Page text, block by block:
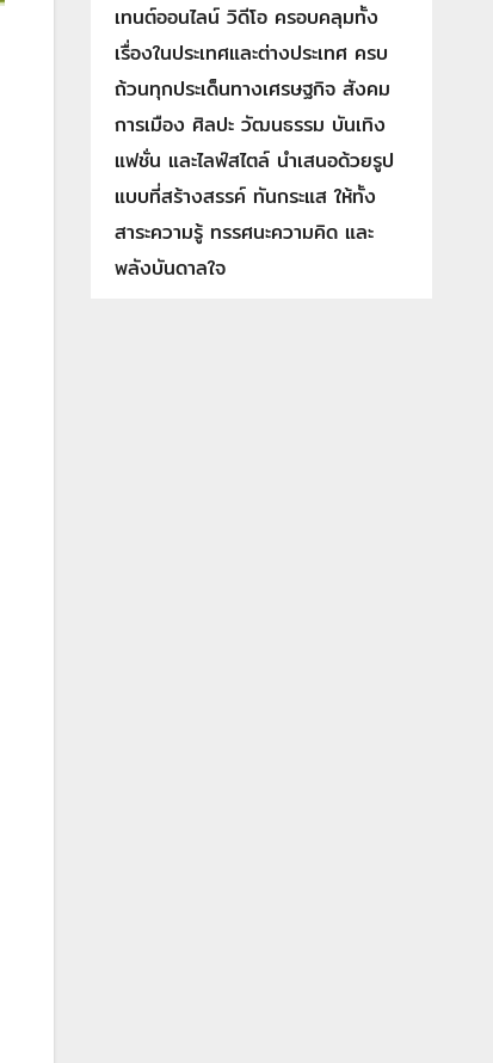
เทนต์ออนไลน์ วิดีโอ ครอบคลุมทั้ง
เรื่องในประเทศและต่างประเทศ ครบ
ถ้วนทุกประเด็นทางเศรษฐกิจ สังคม
การเมือง ศิลปะ วัฒนธรรม บันเทิง
แฟชั่น และไลฟ์สไตล์ นำเสนอด้วยรูป
แบบที่สร้างสรรค์ ทันกระแส ให้ทั้ง
สาระความรู้ ทรรศนะความคิด และ
พลังบันดาลใจ